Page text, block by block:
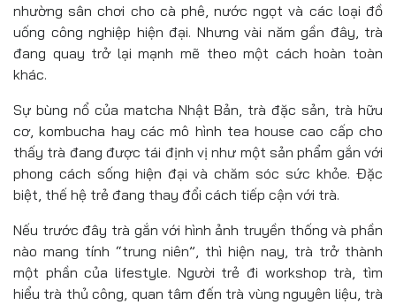
nhường sân chơi cho cà phê, nước ngọt và các loại đồ
uống công nghiệp hiện đại. Nhưng vài năm gần đây, trà
đang quay trở lại mạnh mẽ theo một cách hoàn toàn
khác.
Sự bùng nổ của matcha Nhật Bản, trà đặc sản, trà hữu
cơ, kombucha hay các mô hình tea house cao cấp cho
thấy trà đang được tái định vị như một sản phẩm gắn với
phong cách sống hiện đại và chăm sóc sức khỏe. Đặc
biệt, thế hệ trẻ đang thay đổi cách tiếp cận với trà.
Nếu trước đây trà gắn với hình ảnh truyền thống và phần
nào mang tính “trung niên”, thì hiện nay, trà trở thành
một phần của lifestyle. Người trẻ đi workshop trà, tìm
hiểu trà thủ công, quan tâm đến trà vùng nguyên liệu, trà